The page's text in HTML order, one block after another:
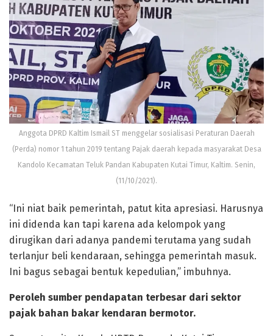
Anggota DPRD Kaltim Ismail ST menggelar sosialisasi Peraturan Daerah
(Perda) nomor 1 tahun 2019 tentang Pajak daerah kepada masyarakat Desa
Kandolo Kecamatan Teluk Pandan Kabupaten Kutai Timur, Kaltim. Senin,
(11/10/2021).
“Ini niat baik pemerintah, patut kita apresiasi. Harusnya
ini didenda kan tapi karena ada kelompok yang
dirugikan dari adanya pandemi terutama yang sudah
terlanjur beli kendaraan, sehingga pemerintah masuk.
Ini bagus sebagai bentuk kepedulian,” imbuhnya.
Peroleh sumber pendapatan terbesar dari sektor
pajak bahan bakar kendaran bermotor.